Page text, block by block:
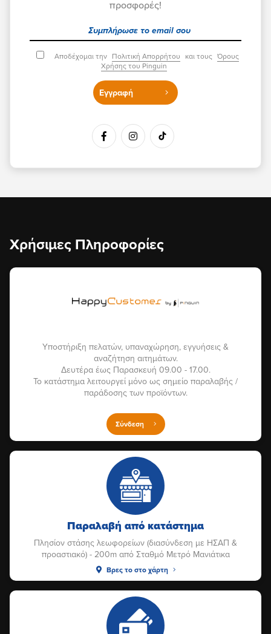
προσφορές!
Αποδέχομαι την Πολιτική Απορρήτου και τους Όρους
Χρήσης του Pinguin
Εγγραφή
Χρήσιμες Πληροφορίες
Υποστήριξη πελατών, υπαναχώρηση, εγγυήσεις &
αναζήτηση αιτημάτων.
Δευτέρα έως Παρασκευή 09.00 - 17.00.
Το κατάστημα λειτουργεί μόνο ως σημείο παραλαβής /
παράδοσης των προϊόντων.
Σύνδεση
Παραλαβή από κατάστημα
Πλησίον στάσης λεωφορείων (διασύνδεση με ΗΣΑΠ &
προαστιακό) - 200m από Σταθμό Μετρό Μανιάτικα
Βρες το στο χάρτη